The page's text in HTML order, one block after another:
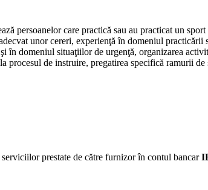
persoanelor care practică sau au practicat un
unor cereri, experienţă în domeniul practicării
în domeniul situaţiilor de urgenţă, organizarea
de instruire, pregatirea specifică ramurii de
prestate de către furnizor în contul bancar